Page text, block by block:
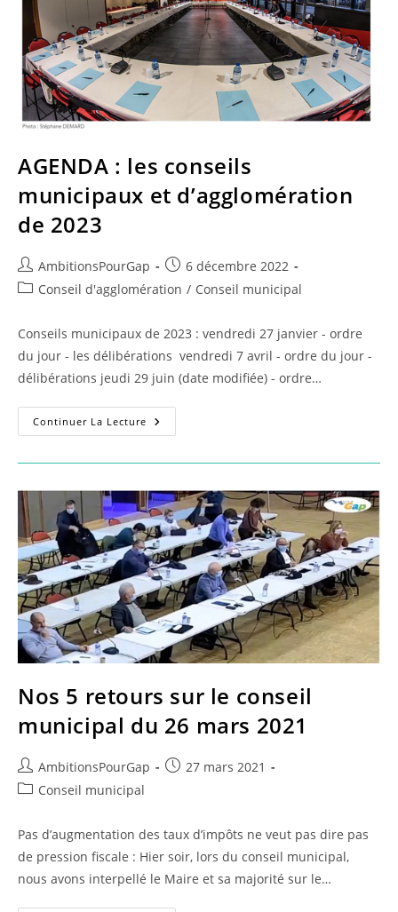
AGENDA : les conseils
municipaux et d’agglomération
de 2023
Auteur/autrice
de
AmbitionsPourGap
Publication
publiée :
6 décembre 2022
PostConseil d'agglomération / Conseil municipal
Conseils municipaux de 2023 : vendredi 27 janvier - ordre
du jour - les délibérations vendredi 7 avril - ordre du jour -
délibérations jeudi 29 juin (date modifiée) - ordre…
Continuer La Lecture AGENDA
:
Conseils
D’agglomération
De
2023
Nos 5 retours sur le conseil
municipal du 26 mars 2021
Auteur/autrice
de
AmbitionsPourGap
Publication
27 mars 2021
PostConseil municipal
Pas d’augmentation des taux d’impôts ne veut pas dire pas
de pression fiscale : Hier soir, lors du conseil municipal,
nous avons interpellé le Maire et sa majorité sur le…